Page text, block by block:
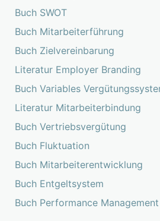
Buch SWOT
Buch Mitarbeiterführung
Buch Zielvereinbarung
Literatur Employer Branding
Buch Variables
Literatur Mitarbeiterbindung
Buch Vertriebsvergütung
Buch Fluktuation
Buch Mitarbeiterentwicklung
Buch Entgeltsystem
Buch Performance Management